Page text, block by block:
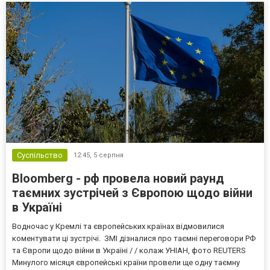
Суспільство 12:45, 5 серпня
Bloomberg - рф провела новий раунд
таємних зустрічей з Європою щодо війни
в Україні
Водночас у Кремлі та європейських країнах відмовилися
коментувати ці зустрічі. ЗМІ дізналися про таємні переговори РФ
та Європи щодо війни в Україні / / колаж УНІАН, фото REUTERS
Минулого місяця європейські країни провели ще одну таємну